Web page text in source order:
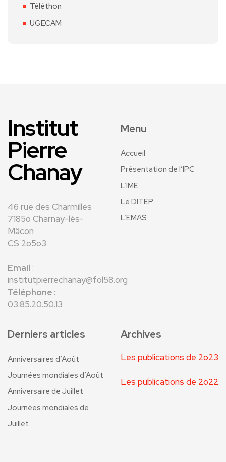
Téléthon
UGECAM
Institut
Pierre
Chanay
46 rue des Charmilles
7185o Charnay-lès-
Mâcon
CS 2o5o3
Email :
institutpierrechanay@fol58.org
Téléphone :
03.85.20.50.13
Menu
Accueil
Présentation de l’IPC
L’IME
Le DITEP
L’EMAS
Derniers articles
Anniversaires d’Août
Journées mondiales d’Août
Anniversaire de Juillet
Journées mondiales de
Juillet
Archives
Les publications de 2o23
Les publications de 2o22